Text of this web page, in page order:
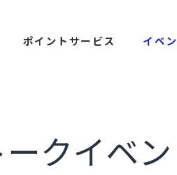
ポイントサービス イベ
クイベ